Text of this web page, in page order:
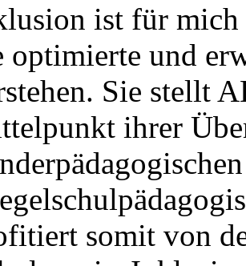
ist für mich
optimierte und
Sie stellt
ihrer
somit von